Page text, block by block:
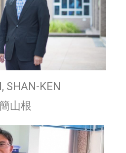
SHAN-KEN
簡山根